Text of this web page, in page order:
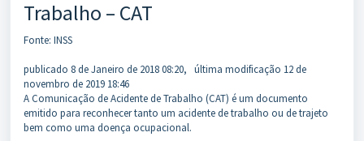
Trabalho – CAT
Fonte: INSS
publicado 8 de Janeiro de 2018 08:20, última modificação 12 de
novembro de 2019 18:46
A Comunicação de Acidente de Trabalho (CAT) é um documento
emitido para reconhecer tanto um acidente de trabalho ou de trajeto
bem como uma doença ocupacional.